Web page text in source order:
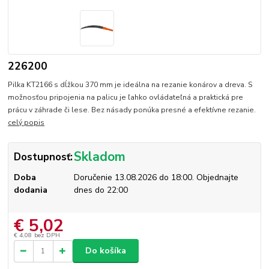
226200
Pilka KT2166 s dĺžkou 370 mm je ideálna na rezanie konárov a dreva. S
možnosťou pripojenia na palicu je ľahko ovládateľná a praktická pre
prácu v záhrade či lese. Bez násady ponúka presné a efektívne rezanie.
celý popis
Dostupnosť:Skladom
Doba
dodania
Doručenie 13.08.2026 do 18:00. Objednajte
dnes do 22:00
€ 5,02
€ 4,08 bez DPH
Do košíka